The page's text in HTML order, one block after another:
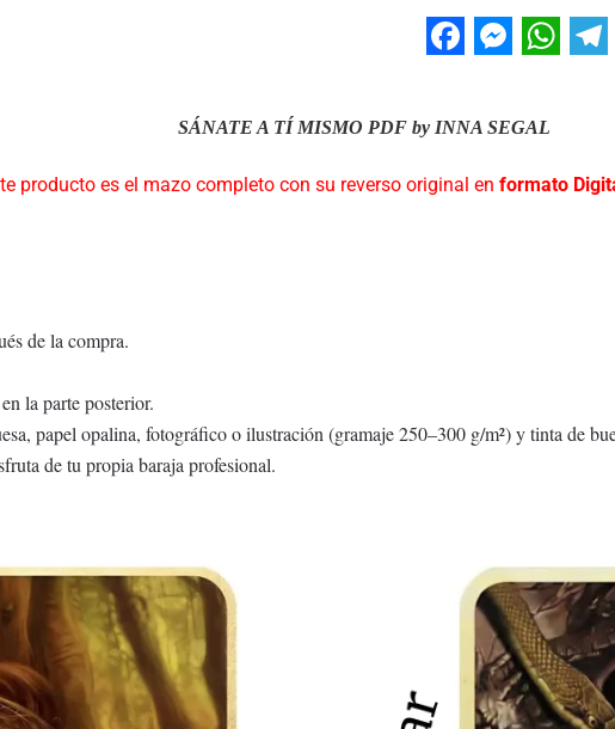
SÁNATE A TÍ MISMO PDF by INNA SEGAL
producto es el mazo completo con su reverso original en formato
de la compra.
la parte posterior.
papel opalina, fotográfico o ilustración (gramaje 250–300 g/m²) y tinta de
de tu propia baraja profesional.